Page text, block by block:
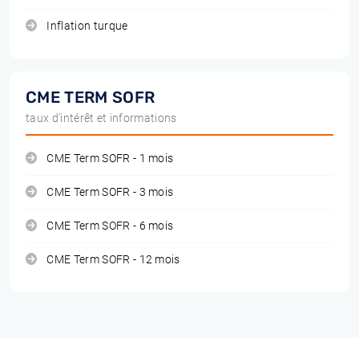
Inflation turque
CME TERM SOFR
taux d'intérêt et informations
CME Term SOFR - 1 mois
CME Term SOFR - 3 mois
CME Term SOFR - 6 mois
CME Term SOFR - 12 mois